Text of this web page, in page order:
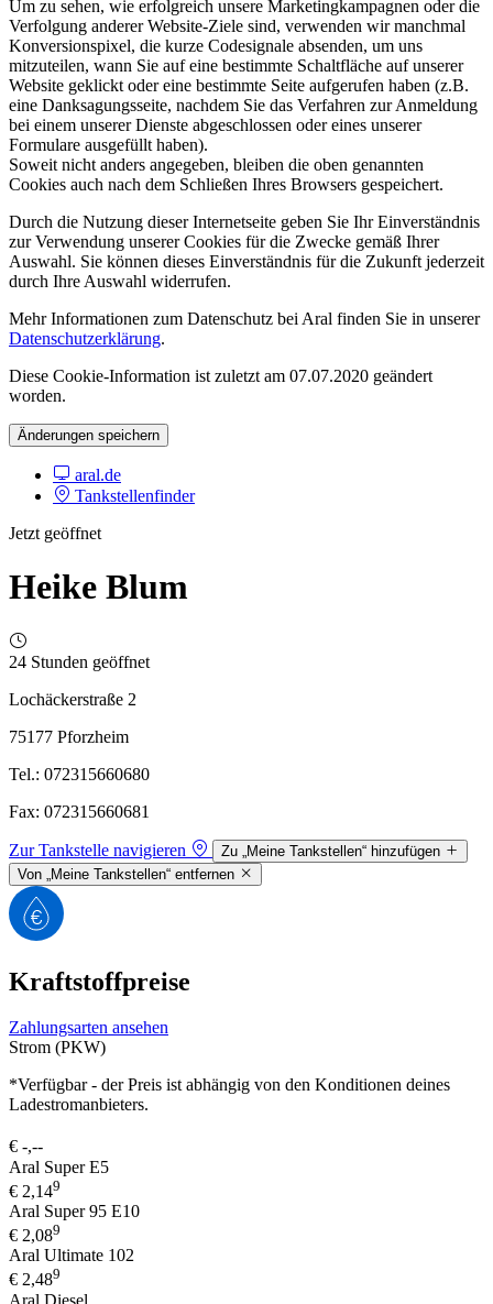
Um zu sehen, wie erfolgreich unsere Marketingkampagnen oder die
Verfolgung anderer Website-Ziele sind, verwenden wir manchmal
Konversionspixel, die kurze Codesignale absenden, um uns
mitzuteilen, wann Sie auf eine bestimmte Schaltfläche auf unserer
Website geklickt oder eine bestimmte Seite aufgerufen haben (z.B.
eine Danksagungsseite, nachdem Sie das Verfahren zur Anmeldung
bei einem unserer Dienste abgeschlossen oder eines unserer
Formulare ausgefüllt haben).
Soweit nicht anders angegeben, bleiben die oben genannten
Cookies auch nach dem Schließen Ihres Browsers gespeichert.
Durch die Nutzung dieser Internetseite geben Sie Ihr Einverständnis
zur Verwendung unserer Cookies für die Zwecke gemäß Ihrer
Auswahl. Sie können dieses Einverständnis für die Zukunft jederzeit
durch Ihre Auswahl widerrufen.
Mehr Informationen zum Datenschutz bei Aral finden Sie in unserer
Datenschutzerklärung.
Diese Cookie-Information ist zuletzt am 07.07.2020 geändert
worden.
Änderungen speichern
aral.de
Tankstellenfinder
Jetzt geöffnet
Heike Blum
24 Stunden geöffnet
Lochäckerstraße 2
75177 Pforzheim
Tel.: 072315660680
Fax: 072315660681
Zur Tankstelle navigieren
Zu „Meine Tankstellen“ hinzufügen
Von „Meine Tankstellen“ entfernen
Kraftstoffpreise
Zahlungsarten ansehen
Strom (PKW)
*Verfügbar - der Preis ist abhängig von den Konditionen deines
Ladestromanbieters.
€ -,--
Aral Super E5
€ 2,149
Aral Super 95 E10
€ 2,089
Aral Ultimate 102
€ 2,489
Aral Diesel